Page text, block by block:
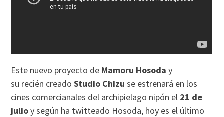
Este nuevo proyecto de Mamoru Hosoda y
su recién creadoStudio Chizu se estrenará en los
cines comercianales del archipielago nipón el 21 de
julioy según ha twitteado Hosoda, hoy es el último